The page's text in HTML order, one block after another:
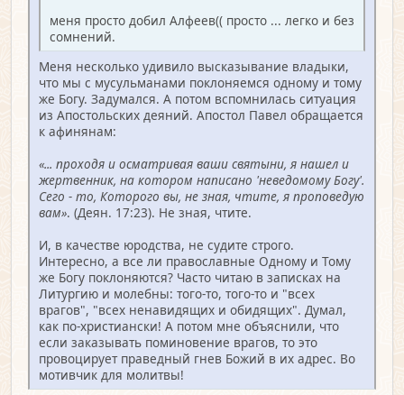
меня просто добил Алфеев(( просто ... легко и без
сомнений.
Меня несколько удивило высказывание владыки,
что мы с мусульманами поклоняемся одному и тому
же Богу. Задумался. А потом вспомнилась ситуация
из Апостольских деяний. Апостол Павел обращается
к афинянам:
«... проходя и осматривая ваши святыни, я нашел и
жертвенник, на котором написано 'неведомому Богу'.
Сего - то, Которого вы, не зная, чтите, я проповедую
вам». (Деян. 17:23). Не зная, чтите.
И, в качестве юродства, не судите строго.
Интересно, а все ли православные Одному и Тому
же Богу поклоняются? Часто читаю в записках на
Литургию и молебны: того-то, того-то и "всех
врагов", "всех ненавидящих и обидящих". Думал,
как по-христиански! А потом мне объяснили, что
если заказывать поминовение врагов, то это
провоцирует праведный гнев Божий в их адрес. Во
мотивчик для молитвы!